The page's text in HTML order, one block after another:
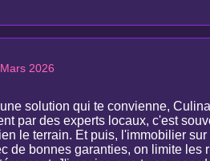
2026
solution qui te convienne,
par des experts locaux, c'est
le terrain. Et puis, l'immobilier
de bonnes garanties, on limite